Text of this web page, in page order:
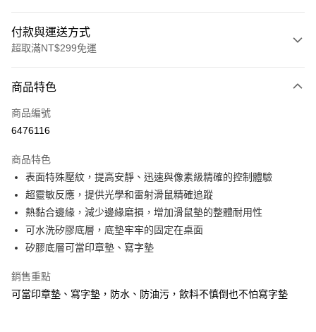
付款與運送方式
超取滿NT$299免運
信用卡一次付款
超商取貨付款
Apple Pay
街口支付
悠遊付
ATM付款
商品特色
商品編號
6476116
商品特色
表面特殊壓紋，提高安靜、迅速與像素級精確的控制體驗
超靈敏反應，提供光學和雷射滑鼠精確追蹤
熱黏合邊緣，減少邊緣磨損，增加滑鼠墊的整體耐用性
可水洗矽膠底層，底墊牢牢的固定在桌面
矽膠底層可當印章墊、寫字墊
銷售重點
可當印章墊、寫字墊，防水、防油污，飲料不慎倒也不怕寫字墊